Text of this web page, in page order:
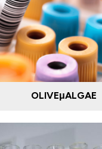
OLIVEμALGAE